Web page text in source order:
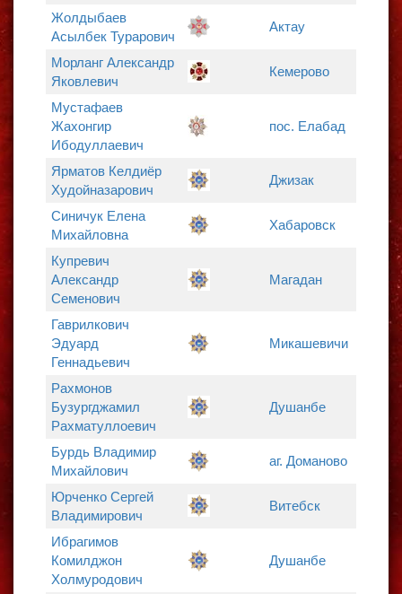
Жолдыбаев
Асылбек Турарович
Актау
Морланг Александр
Яковлевич
Кемерово
Мустафаев
Жахонгир
Ибодуллаевич
пос. Елабад
Ярматов Келдиёр
Худойназарович
Джизак
Синичук Елена
Михайловна
Хабаровск
Купревич
Александр
Семенович
Магадан
Гаврилкович
Эдуард
Геннадьевич
Микашевичи
Рахмонов
Бузургджамил
Рахматуллоевич
Душанбе
Бурдь Владимир
Михайлович
аг. Доманово
Юрченко Сергей
Владимирович
Витебск
Ибрагимов
Комилджон
Холмуродович
Душанбе